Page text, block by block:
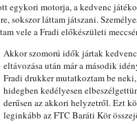
egykori motorja, a kedvenc
sokszor láttam játszani.
vele a Fradi előkészületi
Akkor szomorú idők jártak
eltávozása után már a második
Fradi drukker mutatkoztam be
hidegben kedélyesen
derűsen az akkori helyzetről. Ezt
leginkább az FTC Baráti Kör